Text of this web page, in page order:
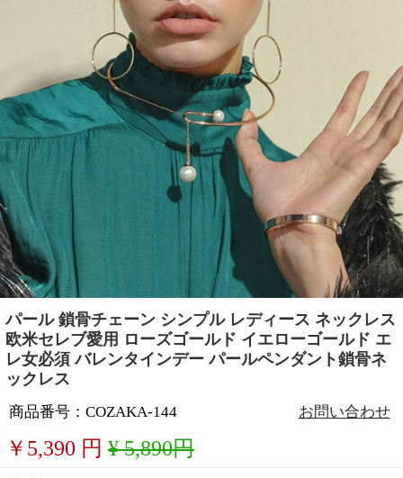
パール 鎖骨チェーン シンプル レディース ネックレス
欧米セレブ愛用 ローズゴールド イエローゴールド エ
レ女必須 バレンタインデー パールペンダント鎖骨ネ
ックレス
商品番号：COZAKA-144 お問い合わせ
￥ 5,390 円 ¥ 5,890円